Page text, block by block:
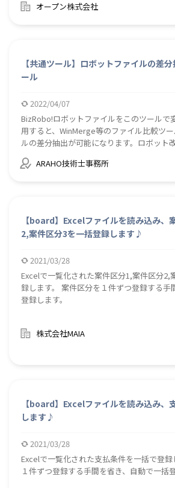
ールの添付ファイルをダウンロード4.メール
ァイルまたはフォルダ）を移動7.アイテム
ルダ）を削除8.サイトリスト情報を取得9.
トのライブラリ情報を取得Teams1.参加チ
内の全てのユーザー（アカウント）の情報
ッセージ情報取得6.チャットのメッセージ
チャンネルへメッセージ送信8.チャットへ
ライブラリ】Microsoft Graph詳細につき
されたzipファイルに同梱されたマニュアル
オープン株式会社
【共通ツール】ロボットファイルの差
ール
2022/04/07
BizRobo!ロボットファイルをこのツールで
用すると、WinMerge等のファイル比較ツ
ルの差分抽出が可能になります。ロボット
下記作業の効率化と漏れ防止に効果が見込
作テストやデバッグのために追加・変更し
ARAHO技術士事務所
【board】Excelファイルを読み込み、
2,案件区分3を一括登録します♪
2021/03/28
Excelで一覧化された案件区分1,案件区分2,
録します。 案件区分を１件ずつ登録する手間を省き、自動で一括
登録します。
株式会社MAIA
【board】Excelファイルを読み込み、
します♪
2021/03/28
Excelで一覧化された支払条件を一括で登録します。
１件ずつ登録する手間を省き、自動で一括